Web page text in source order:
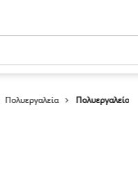
Πολυεργαλεία Πολυεργαλείο